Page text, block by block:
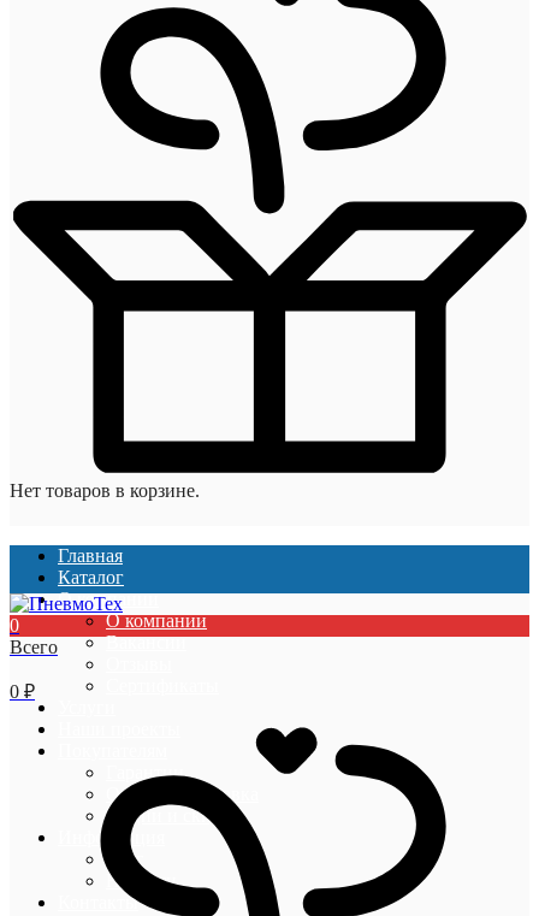
Нет товаров в корзине.
Главная
Каталог
О компании
О компании
Вакансии
Гарантии
Оплата и доставка
Акции и скидки
Информация
Блог
Новости
Контакты
0
Всего
0 ₽